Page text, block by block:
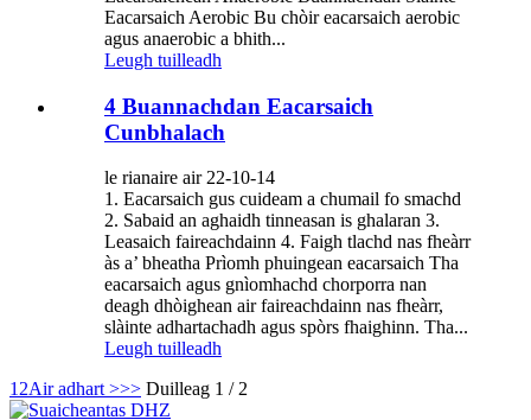
Eacarsaich Aerobic Bu chòir eacarsaich aerobic
agus anaerobic a bhith...
Leugh tuilleadh
4 Buannachdan Eacarsaich
Cunbhalach
le rianaire air 22-10-14
1. Eacarsaich gus cuideam a chumail fo smachd
2. Sabaid an aghaidh tinneasan is ghalaran 3.
Leasaich faireachdainn 4. Faigh tlachd nas fheàrr
às a’ bheatha Prìomh phuingean eacarsaich Tha
eacarsaich agus gnìomhachd chorporra nan
deagh dhòighean air faireachdainn nas fheàrr,
slàinte adhartachadh agus spòrs fhaighinn. Tha...
Leugh tuilleadh
1 2Air adhart >>> Duilleag 1 / 2